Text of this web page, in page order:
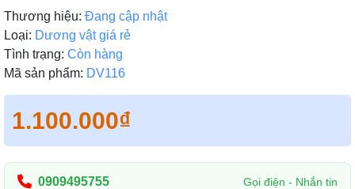
Thương hiệu: Đang cập nhật
Loại: Dương vật giá rẻ
Tình trạng: Còn hàng
Mã sản phẩm: DV116
1.100.000₫
0909495755 Gọi điện - Nhắn tin